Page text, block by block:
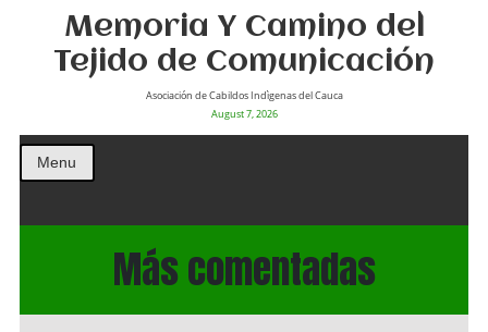
Memoria Y Camino del
Tejido de Comunicación
Asociación de Cabildos Indìgenas del Cauca
August 7, 2026
Menu
Más comentadas